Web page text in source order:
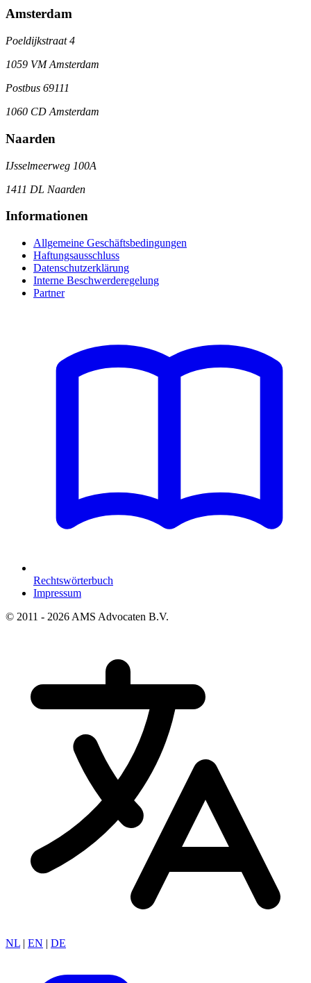
Amsterdam
Poeldijkstraat 4
1059 VM Amsterdam
Postbus 69111
1060 CD Amsterdam
Naarden
IJsselmeerweg 100A
1411 DL Naarden
Informationen
Allgemeine Geschäftsbedingungen
Haftungsausschluss
Datenschutzerklärung
Interne Beschwerderegelung
Partner
Rechtswörterbuch
Impressum
© 2011 - 2026 AMS Advocaten B.V.
NL | EN | DE